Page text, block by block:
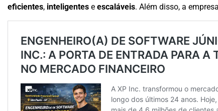
eficientes, inteligentes e escaláveis. Além disso, a